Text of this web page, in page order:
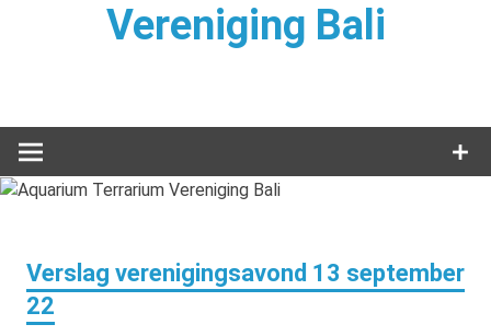
Vereniging Bali
Verslag verenigingsavond 13 september
22